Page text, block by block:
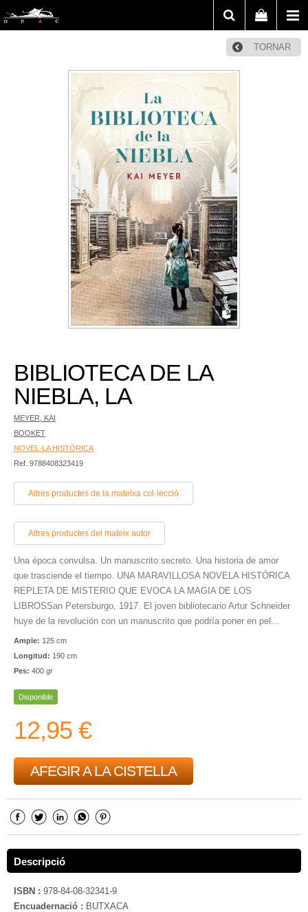
TORNAR
BIBLIOTECA DE LA
NIEBLA, LA
MEYER, KAI
BOOKET
NOVEL·LA HISTÒRICA
Ref. 9788408323419
Altres productes de la mateixa col·lecció
Altres productes del mateix autor
Una época convulsa. Un manuscrito secreto. Una historia de amor
que trasciende el tiempo. UNA MARAVILLOSA NOVELA HISTÓRICA
REPLETA DE MISTERIO QUE EVOCA LA MAGIA DE LOS
LIBROSSan Petersburgo, 1917. El joven bibliotecario Artur Schneider
huye de la revolución con un manuscrito que podría poner en pel...
Ample: 125 cm
Longitud: 190 cm
Pes: 400 gr
Disponible
12,95 €
AFEGIR A LA CISTELLA
Descripció
ISBN : 978-84-08-32341-9
Encuadernació : BUTXACA